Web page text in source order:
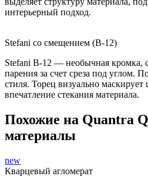
интерьерный подход.
Stefani со смещением (B-12)
Stefani B-12 — необычная кромка,
парения за счет среза под углом.
стиля. Торец визуально
впечатление стекания материала.
Похожие на Quantra
материалы
new
Кварцевый агломерат